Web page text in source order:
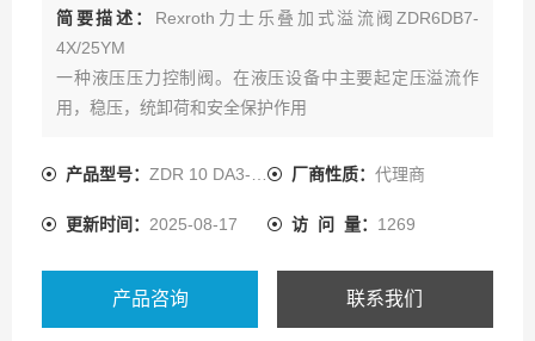
简要描述： Rexroth力士乐叠加式溢流阀ZDR6DB7-
4X/25YM
一种液压压力控制阀。在液压设备中主要起定压溢流作
用，稳压，统卸荷和安全保护作用
产品型号： ZDR 10 DA3-5X/25YMV 厂商性质： 代理商
更新时间： 2025-08-17 访 问 量： 1269
产品咨询 联系我们